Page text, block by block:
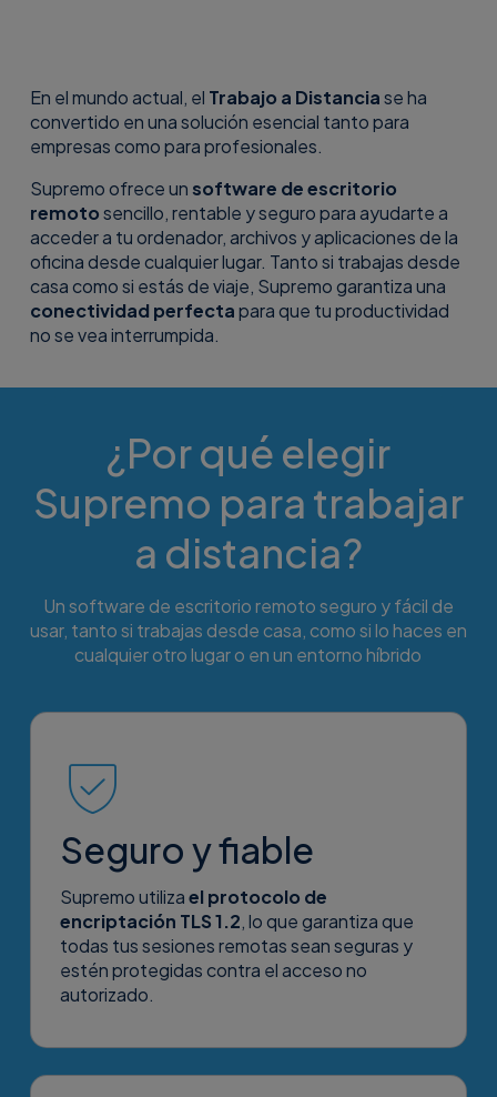
En el mundo actual, el Trabajo a Distanciase ha
convertido en una solución esencial tanto para
empresas como para profesionales.
Supremo ofrece unsoftware de escritorio
remotosencillo, rentable y seguro para ayudarte a
acceder a tu ordenador, archivos y aplicaciones de la
oficina desde cualquier lugar. Tanto si trabajas desde
casa como si estás de viaje, Supremo garantiza una
conectividad perfectapara que tu productividad
no se vea interrumpida.
¿Por qué elegir
Supremo para trabajar
a distancia?
Un software de escritorio remoto seguro y fácil de
usar, tanto si trabajas desde casa, como si lo haces en
cualquier otro lugar o en un entorno híbrido
Seguro y fiable
Supremo utilizael protocolo de
encriptación TLS 1.2, lo que garantiza que
todas tus sesiones remotas sean seguras y
estén protegidas contra el acceso no
autorizado.